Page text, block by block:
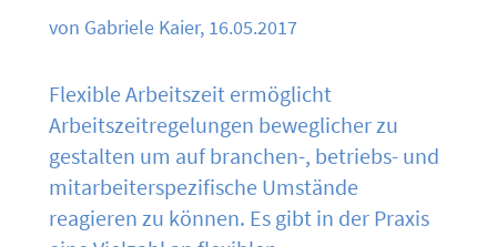
von Gabriele Kaier, 16.05.2017
Flexible Arbeitszeit ermöglicht
Arbeitszeitregelungen beweglicher zu
gestalten um auf branchen-, betriebs- und
mitarbeiterspezifische Umstände
reagieren zu können. Es gibt in der Praxis